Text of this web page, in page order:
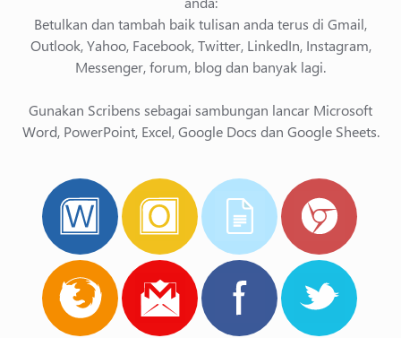
Betulkan dan tambah baik tulisan anda terus di Gmail,
Outlook, Yahoo, Facebook, Twitter, LinkedIn, Instagram,
Messenger, forum, blog dan banyak lagi.
Gunakan Scribens sebagai sambungan lancar Microsoft
Word, PowerPoint, Excel, Google Docs dan Google Sheets.